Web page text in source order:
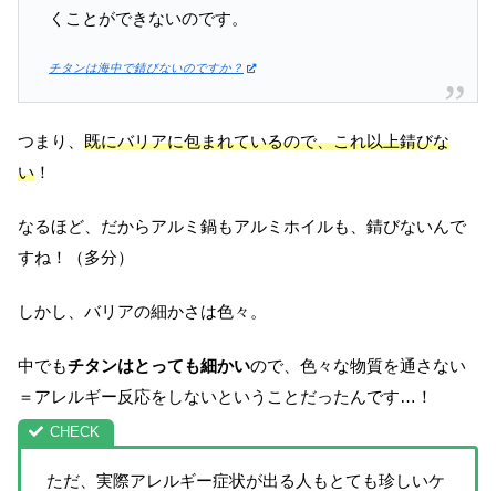
くことができないのです。
チタンは海中で錆びないのですか？
つまり、 既にバリアに包まれているので、これ以上錆びな
い ！
なるほど、だからアルミ鍋もアルミホイルも、錆びないんで
すね！（多分）
しかし、バリアの細かさは色々。
中でもチタンはとっても細かいので、色々な物質を通さない
＝アレルギー反応をしないということだったんです…！
ただ、実際アレルギー症状が出る人もとても珍しいケ